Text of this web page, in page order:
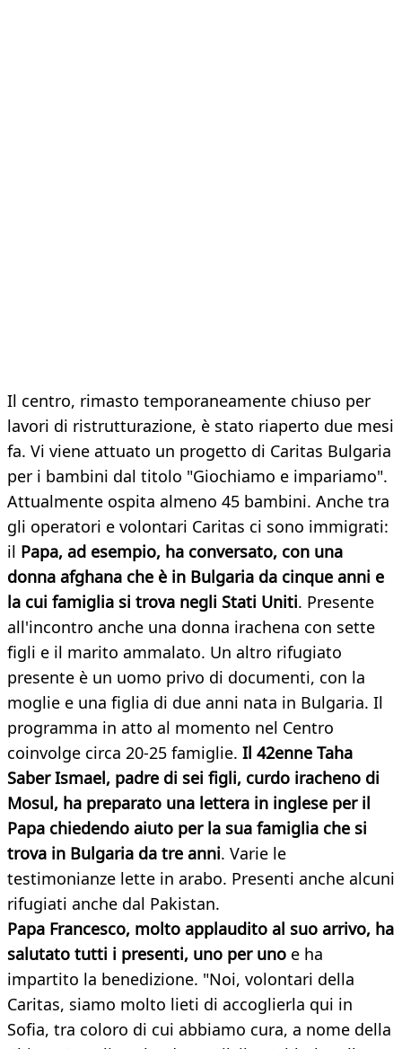
Il centro, rimasto temporaneamente chiuso per
lavori di ristrutturazione, è stato riaperto due mesi
fa. Vi viene attuato un progetto di Caritas Bulgaria
per i bambini dal titolo "Giochiamo e impariamo".
Attualmente ospita almeno 45 bambini. Anche tra
gli operatori e volontari Caritas ci sono immigrati:
il Papa, ad esempio, ha conversato, con una
donna afghana che è in Bulgaria da cinque anni e
la cui famiglia si trova negli Stati Uniti. Presente
all'incontro anche una donna irachena con sette
figli e il marito ammalato. Un altro rifugiato
presente è un uomo privo di documenti, con la
moglie e una figlia di due anni nata in Bulgaria. Il
programma in atto al momento nel Centro
coinvolge circa 20-25 famiglie. Il 42enne Taha
Saber Ismael, padre di sei figli, curdo iracheno di
Mosul, ha preparato una lettera in inglese per il
Papa chiedendo aiuto per la sua famiglia che si
trova in Bulgaria da tre anni. Varie le
testimonianze lette in arabo. Presenti anche alcuni
rifugiati anche dal Pakistan.
Papa Francesco, molto applaudito al suo arrivo, ha
salutato tutti i presenti, uno per uno e ha
impartito la benedizione. "Noi, volontari della
Caritas, siamo molto lieti di accoglierla qui in
Sofia, tra coloro di cui abbiamo cura, a nome della